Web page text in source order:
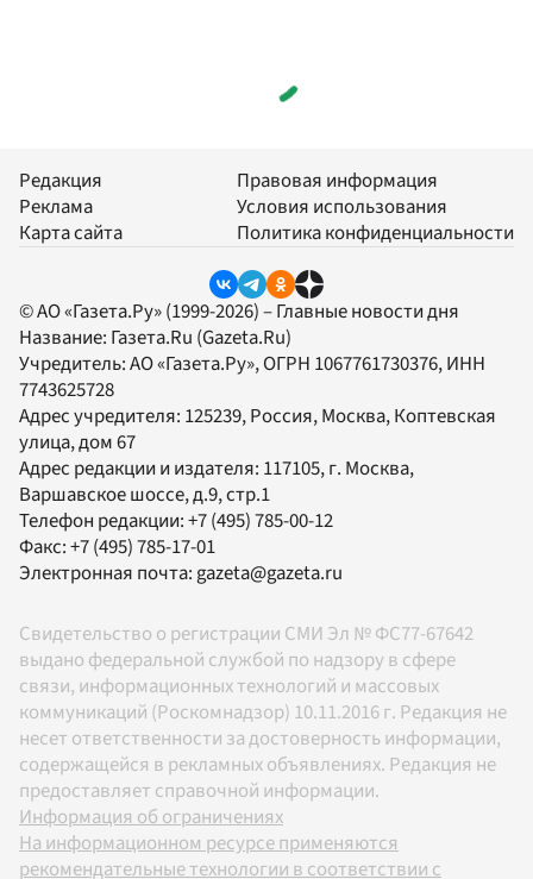
Редакция
Реклама
Карта сайта
Правовая информация
Условия использования
Политика конфиденциальности
© АО «Газета.Ру» (1999-2026) – Главные новости дня
Название: Газета.Ru (Gazeta.Ru)
Учредитель:АО «Газета.Ру», ОГРН 1067761730376, ИНН
7743625728
Адрес учредителя: 125239, Россия, Москва, Коптевская
улица, дом 67
Адрес редакции и издателя: 117105, г. Москва,
Варшавское шоссе, д.9, стр.1
Телефон редакции:+7 (495) 785-00-12
Факс:+7 (495) 785-17-01
Электронная почта: gazeta@gazeta.ru
Свидетельство о регистрации СМИ Эл № ФС77-67642
выдано федеральной службой по надзору в сфере
связи, информационных технологий и массовых
коммуникаций (Роскомнадзор) 10.11.2016 г. Редакция не
несет ответственности за достоверность информации,
содержащейся в рекламных объявлениях. Редакция не
предоставляет справочной информации.
Информация об ограничениях
На информационном ресурсе применяются
рекомендательные технологии в соответствии с